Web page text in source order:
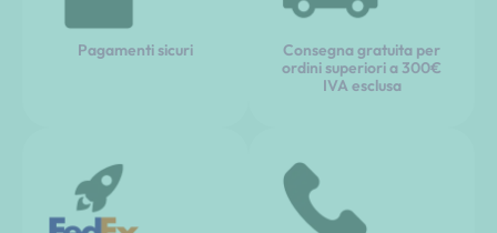
Pagamenti sicuri
Consegna gratuita per
ordini superiori a 300€
IVA esclusa